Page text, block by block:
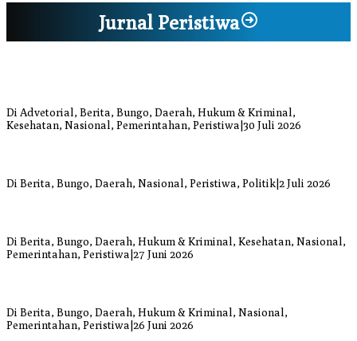
Jurnal Peristiwa
Di Advetorial, Berita, Bungo, Daerah, Hukum & Kriminal,
Kesehatan, Nasional, Pemerintahan, Peristiwa 30 Juli 2026
Di Berita, Bungo, Daerah, Nasional, Peristiwa, Politik|2 Juli 2026
Di Berita, Bungo, Daerah, Hukum & Kriminal, Kesehatan, Nasional,
Pemerintahan, Peristiwa 27 Juni 2026
Di Berita, Bungo, Daerah, Hukum & Kriminal, Nasional,
Pemerintahan, Peristiwa 26 Juni 2026